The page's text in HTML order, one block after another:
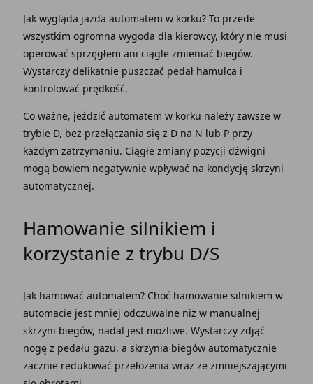
Jak wygląda jazda automatem w korku?To przede
wszystkim ogromna wygoda dla kierowcy, który nie musi
operować sprzęgłem ani ciągle zmieniać biegów.
Wystarczy delikatnie puszczać pedał hamulca i
kontrolować prędkość.
Co ważne, jeździć automatem w korku należy zawsze w
trybie D, bez przełączania się z D na N lub P przy
każdym zatrzymaniu. Ciągłe zmiany pozycji dźwigni
mogą bowiem negatywnie wpływać na kondycję skrzyni
automatycznej.
Hamowanie silnikiem i
korzystanie z trybu D/S
Jak hamować automatem? Choć hamowanie silnikiem w
automacie jest mniej odczuwalne niż w manualnej
skrzyni biegów, nadal jest możliwe. Wystarczy zdjąć
nogę z pedału gazu, a skrzynia biegówautomatycznie
zacznie redukować przełożenia wraz ze zmniejszającymi